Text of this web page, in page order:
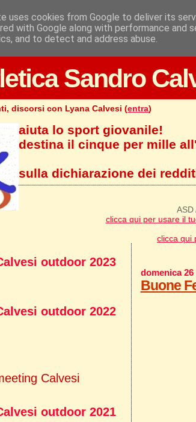
Sandro
discorsi con Lyana Calvesi (entra)
aiuta lo sport giovanile!
destina il cinque per mille
sulla dichiarazione dei
clicca qui per usare il
clicca qui
domenica 26
Buone
outdoor 2023
outdoor 2022
Calvesi
outdoor 2021
uses cookies from Google to deliver its
with Google along with performance
and to detect and address abuse.